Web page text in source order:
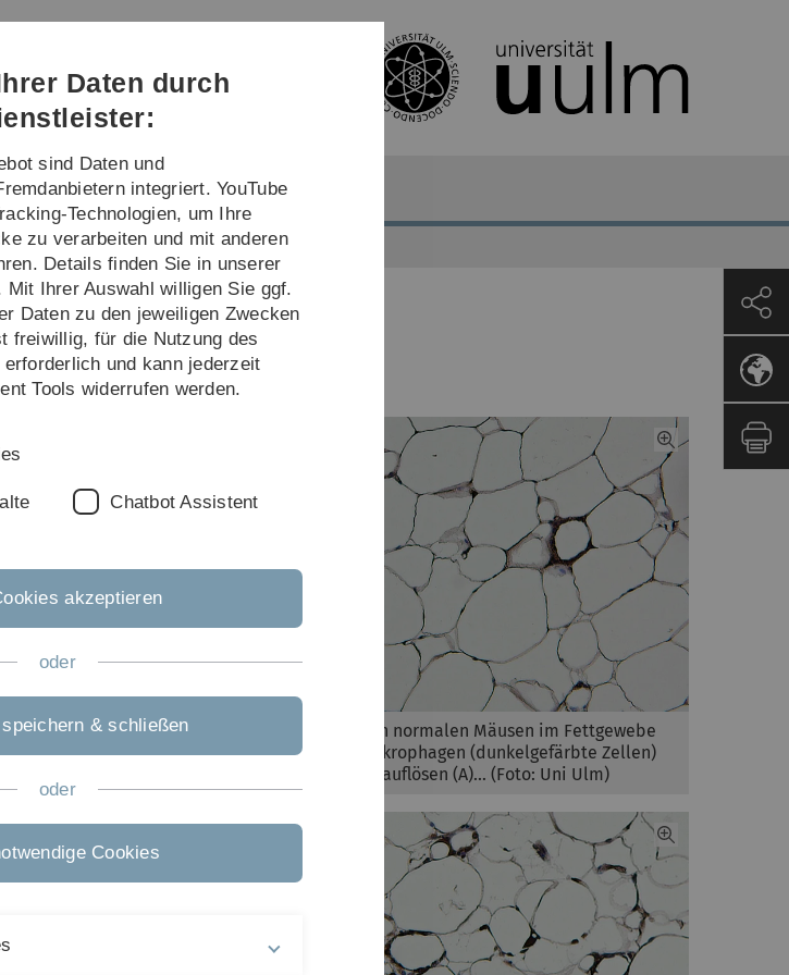
Direkt
Direkt
Direkt
(Sprache,
Drucken,
Social
Direkt
Direkt
Insulinresistenz
Typ II-Diabetes. Doch
chronischen Entzündung
Professor Jan Tuckermann
jetzt im Mausmodell
Cortison-Rezeptoren
und einer
Studie wurde in der
in Folge Diabetes des Typs II
Lebensmittel breitet
schätzt, dass sich die
vervierfacht hat: von 108 auf
sagt Professor Jan
an der Universität Ulm
seiner Forschung.
Insulin, um den
Denn die Botschaft, dass
kommt bei den zuständigen
Während in normalen Mäusen im Fettgewebe
wenige Makrophagen (dunkelgefärbte Zellen)
Fettzellen auflösen (A)... (Foto: Uni Ulm)
Daten durch
sind Daten und
integriert. YouTube
Technologien, um Ihre
zu verarbeiten und mit anderen
Details finden Sie in unserer
Mit Ihrer Auswahl willigen Sie ggf.
Daten zu den jeweiligen Zwecken
freiwillig, für die Nutzung des
und kann jederzeit
Tools widerrufen werden.
Chatbot Assistent
akzeptieren
oder
& schließen
oder
Cookies